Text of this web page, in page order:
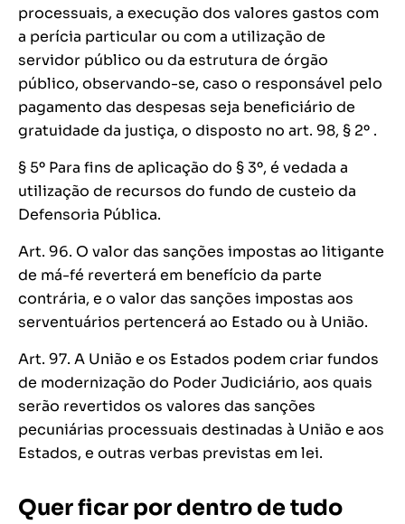
processuais, a execução dos valores gastos com
a perícia particular ou com a utilização de
servidor público ou da estrutura de órgão
público, observando-se, caso o responsável pelo
pagamento das despesas seja beneficiário de
gratuidade da justiça, o disposto no art. 98, § 2º .
§ 5º Para fins de aplicação do § 3º, é vedada a
utilização de recursos do fundo de custeio da
Defensoria Pública.
Art. 96. O valor das sanções impostas ao litigante
de má-fé reverterá em benefício da parte
contrária, e o valor das sanções impostas aos
serventuários pertencerá ao Estado ou à União.
Art. 97. A União e os Estados podem criar fundos
de modernização do Poder Judiciário, aos quais
serão revertidos os valores das sanções
pecuniárias processuais destinadas à União e aos
Estados, e outras verbas previstas em lei.
Quer ficar por dentro de tudo